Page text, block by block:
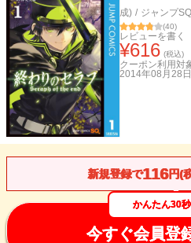
成) / ジャンプ
(40)
レビューを書く
¥616 (税込)
クーポン利用対
2014年08月28日
新規登録で116円(
かんたん30秒
今すぐ会員登